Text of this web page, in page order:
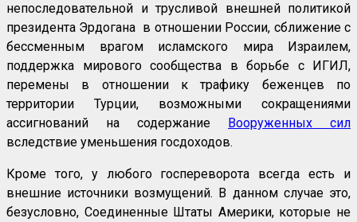
непоследовательной и трусливой внешней политикой
президента Эрдогана в отношении России, сближение с
бессменным врагом исламского мира Израилем,
поддержка мирового сообщества в борьбе с ИГИЛ,
перемены в отношении к трафику беженцев по
территории Турции, возможными сокращениями
ассигнований на содержание Вооруженных сил
вследствие уменьшения госдоходов.
Кроме того, у любого госпереворота всегда есть и
внешние источники возмущений. В данном случае это,
безусловно, Соединенные Штаты Америки, которые не